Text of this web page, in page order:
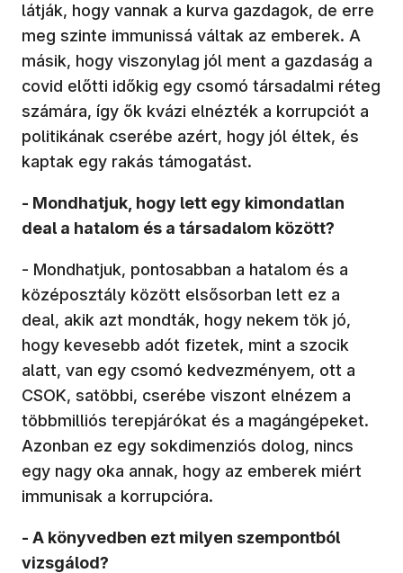
látják, hogy vannak a kurva gazdagok, de erre
meg szinte immunissá váltak az emberek. A
másik, hogy viszonylag jól ment a gazdaság a
covid előtti időkig egy csomó társadalmi réteg
számára, így ők kvázi elnézték a korrupciót a
politikának cserébe azért, hogy jól éltek, és
kaptak egy rakás támogatást.
- Mondhatjuk, hogy lett egy kimondatlan
deal a hatalom és a társadalom között?
- Mondhatjuk, pontosabban a hatalom és a
középosztály között elsősorban lett ez a
deal, akik azt mondták, hogy nekem tök jó,
hogy kevesebb adót fizetek, mint a szocik
alatt, van egy csomó kedvezményem, ott a
CSOK, satöbbi, cserébe viszont elnézem a
többmilliós terepjárókat és a magángépeket.
Azonban ez egy sokdimenziós dolog, nincs
egy nagy oka annak, hogy az emberek miért
immunisak a korrupcióra.
- A könyvedben ezt milyen szempontból
vizsgálod?